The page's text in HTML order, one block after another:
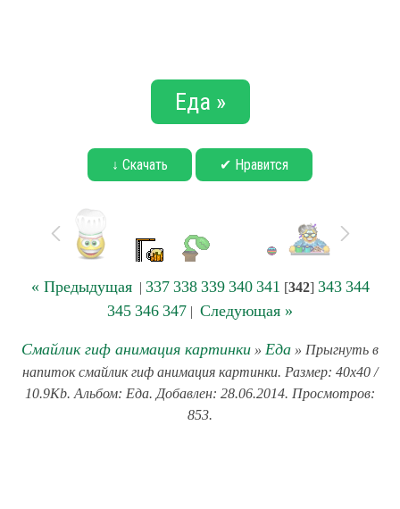
Еда »
↓ Скачать ✔ Нравится
« Предыдущая| 337 338 339 340 341 [342] 343 344
345 346 347 | Следующая »
Смайлик гиф анимация картинки » Еда » Прыгнуть в
напиток смайлик гиф анимация картинки. Размер: 40x40 /
10.9Kb. Альбом: Еда. Добавлен: 28.06.2014. Просмотров:
853.